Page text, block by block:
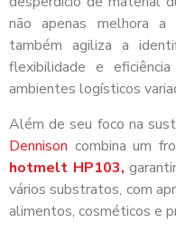
não apenas melhora a
também agiliza a
flexibilidade e
ambientes logísticos
Além de seu foco na
Dennison combina um
hotmelt HP103,
vários substratos, com
alimentos, cosméticos e